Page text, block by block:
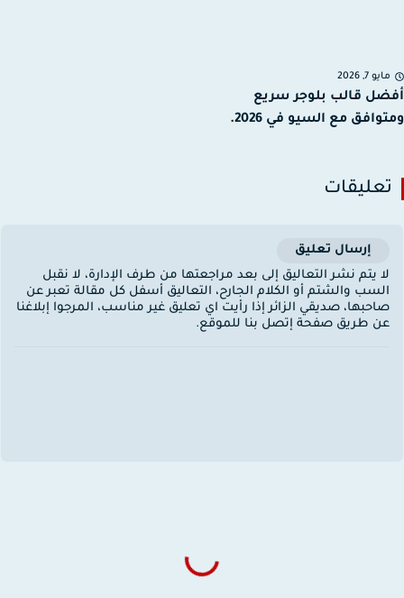
7, 2026
قالب بلوجر سريع
مع السيو في 2026.
إرسال تعليق
يتم نشر التعاليق إلى بعد مراجعتها من طرف الإدارة، لا نقبل
والشتم أو الكلام الجارح، التعاليق أسفل كل مقالة تعبر عن
صديقي الزائر إذا رأيت اي تعليق غير مناسب، المرجوا إبلاغنا
طريق صفحة إتصل بنا للموقع.